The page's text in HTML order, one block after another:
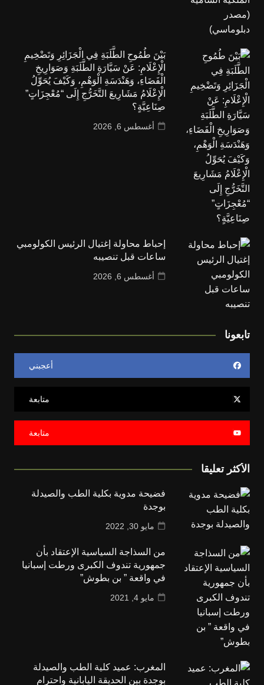
بَيْنَ طُمُوحِ الطَّلَبَةِ فِي الْجَزَائِرِ وَتَضْخِيمِ
الْإِعْلَامِ: عَنْ سَيَّارَةِ الطَّلَبَةِ وَصَوَارِيخِ
الْفَضَاءِ، وَهَنْدَسَةِ الْوَهْمِ، وَكَيْفَ يُحَوِّلُ
الْإِعْلَامُ مَشَارِيعَ التَّخَرُّجِ إِلَى “مُعْجِزَاتٍ”
صِنَاعِيَّةٍ؟
أغسطس 6, 2026
إحباط محاولة إغتيال الرئيس الكولومبي
ساعات قبل تنصيبه
أغسطس 6, 2026
تابعونا
أعجبني
متابعة
متابعة
الأكثر تعليقا
فضيحة مدوية بكلية الطب والصيدلة
بوجدة
مايو 30, 2022
من السذاجة السياسية الإعتقاد بأن
جمهورية تندوف الكبرى ورطت إسبانيا
في واقعة ” بن بطوش”
مايو 4, 2021
المغرب: عميد كلية الطب والصيدلة
بوجدة بين الحديقة اليابانية واحترام